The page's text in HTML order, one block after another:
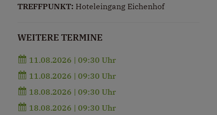
TREFFPUNKT: Hoteleingang Eichenhof
WEITERE TERMINE
11.08.2026 | 09:30 Uhr
11.08.2026 | 09:30 Uhr
18.08.2026 | 09:30 Uhr
18.08.2026 | 09:30 Uhr